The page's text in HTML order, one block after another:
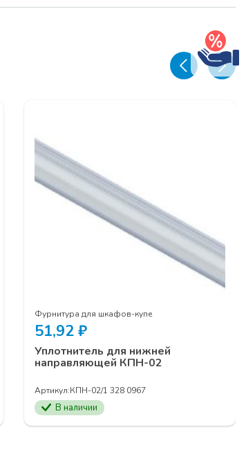
Фурнитура для шкафов-купе
51,92 ₽
Уплотнитель для нижней
направляющей КПН-02
Артикул:КПН-02/1 328 0967
В наличии